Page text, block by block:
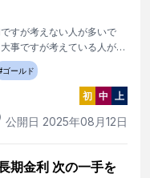
すが考えない人が多いで
事ですが考えている人が極
いう言葉や概念はありませ
ゴールド
初 中 上
公開日 2025年08 月12日
期金利 次の一手を